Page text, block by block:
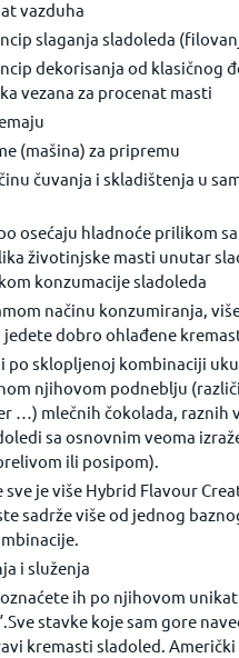
vazduha
slaganja sladoleda
dekorisanja od klasičnog
vezana za procenat masti
(mašina) za pripremu
čuvanja i skladištenja u
osećaju hladnoće prilikom
životinjske masti unutar
konzumacije sladoleda
načinu konzumiranja,
jedete dobro ohlađene
po sklopljenoj kombinaciji
njihovom podneblju
…) mlečnih čokolada, raznih
sa osnovnim veoma
ili posipom).
sve je više Hybrid Flavour
sadrže više od jednog
i služenja
ih po njihovom
stavke koje sam gore
kremasti sladoled.